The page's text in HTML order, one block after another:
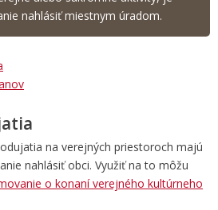
nahlásiť miestnym úradom.
na verejných priestoroch majú
nahlásiť obci. Využiť na to môžu
o konaní verejného kultúrneho